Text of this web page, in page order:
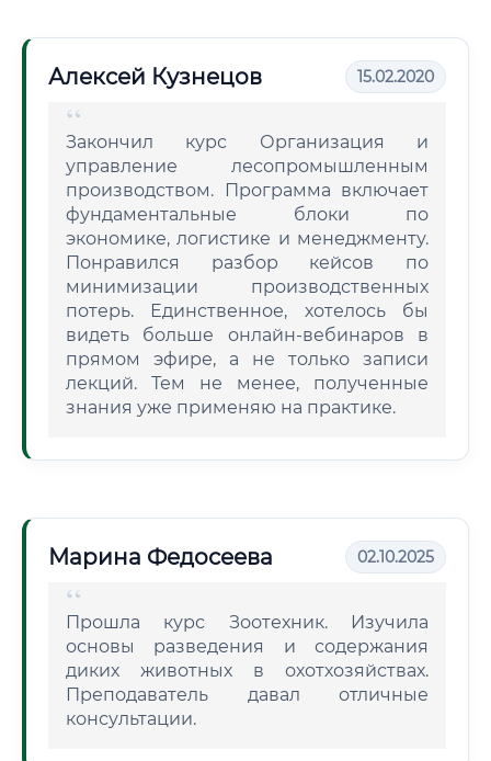
Алексей Кузнецов 15.02.2020
Закончил курс Организация и
управление лесопромышленным
производством. Программа включает
фундаментальные блоки по
экономике, логистике и менеджменту.
Понравился разбор кейсов по
минимизации производственных
потерь. Единственное, хотелось бы
видеть больше онлайн-вебинаров в
прямом эфире, а не только записи
лекций. Тем не менее, полученные
знания уже применяю на практике.
Марина Федосеева 02.10.2025
Прошла курс Зоотехник. Изучила
основы разведения и содержания
диких животных в охотхозяйствах.
Преподаватель давал отличные
консультации.